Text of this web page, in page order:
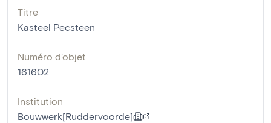
Titre
Kasteel Pecsteen
Numéro d'objet
161602
Institution
Bouwwerk[Ruddervoorde]